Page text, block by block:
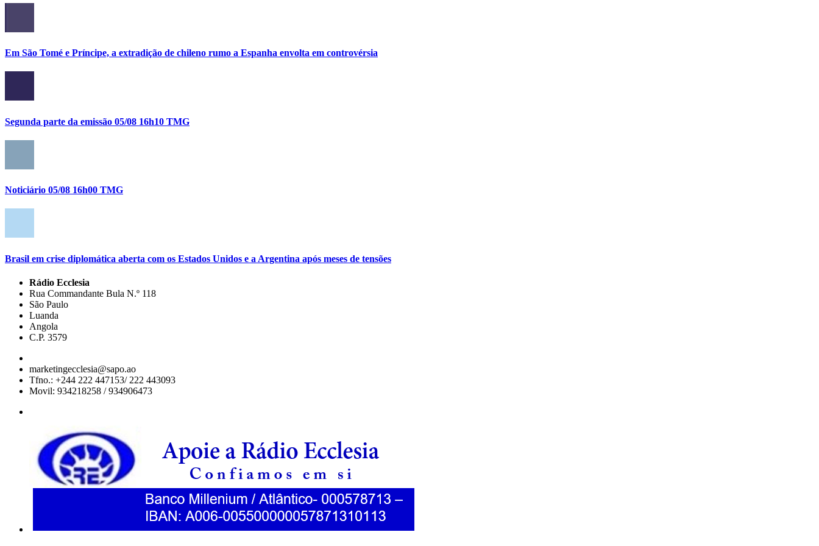
Em São Tomé e Príncipe, a extradição de chileno rumo a Espanha envolta em controvérsia
Segunda parte da emissão 05/08 16h10 TMG
Noticiário 05/08 16h00 TMG
Brasil em crise diplomática aberta com os Estados Unidos e a Argentina após meses de tensões
Rádio Ecclesia
Rua Commandante Bula N.º 118
São Paulo
Luanda
Angola
C.P. 3579
marketingecclesia@sapo.ao
Tfno.: +244 222 447153/ 222 443093
Movil: 934218258 / 934906473